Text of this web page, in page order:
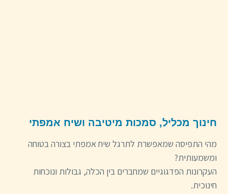
חינוך מכליל, סמכות מיטיבה ושיח אמפתי
מהי התפיסה שמאפשרת לתרגל שיח אמפתי בצורה בטוחה
ומשמעותית?
העקרונות הפדגוגיים שמחברים בין הכלה, גבולות ונוכחות
חינוכית.